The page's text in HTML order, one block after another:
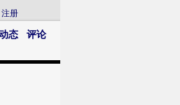
注册
态
评论